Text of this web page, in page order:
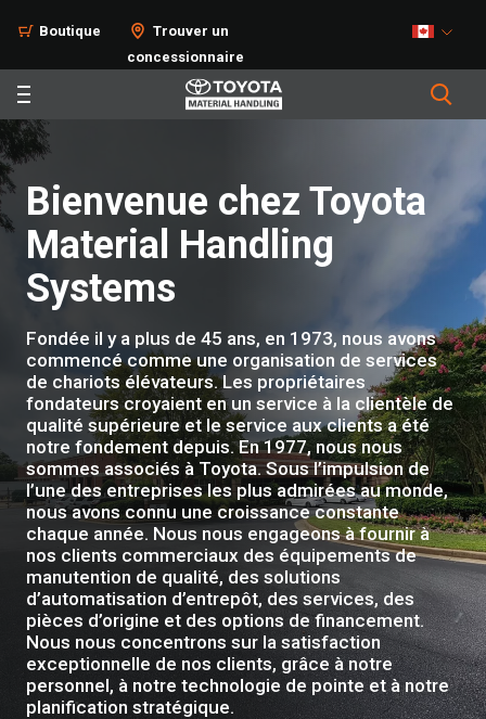
Boutique
Trouver un
concessionnaire
Bienvenue chez Toyota
Material Handling
Systems
Fondée il y a plus de 45 ans, en 1973, nous avons
commencé comme une organisation de services
de chariots élévateurs. Les propriétaires
fondateurs croyaient en un service à la clientèle de
qualité supérieure et le service aux clients a été
notre fondement depuis. En 1977, nous nous
sommes associés à Toyota. Sous l’impulsion de
l’une des entreprises les plus admirées au monde,
nous avons connu une croissance constante
chaque année. Nous nous engageons à fournir à
nos clients commerciaux des équipements de
manutention de qualité, des solutions
d’automatisation d’entrepôt, des services, des
pièces d’origine et des options de financement.
Nous nous concentrons sur la satisfaction
exceptionnelle de nos clients, grâce à notre
personnel, à notre technologie de pointe et à notre
planification stratégique.